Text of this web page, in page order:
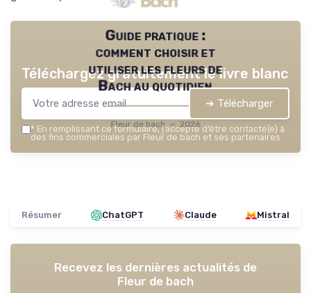
Guide pratique :
comment choisir et
utiliser les fleurs de
Bach au quotidien
Fleur de bach — 2026
Téléchargez gratuitement le livre blanc
➔ Télécharger
* En remplissant ce formulaire, j’accepte d’être contacté(e) à
des fins commerciales par Fleur de bach et ses partenaires.
Résumer ChatGPT Claude Mistral
Recevez les dernières actualités de
Fleur de bach